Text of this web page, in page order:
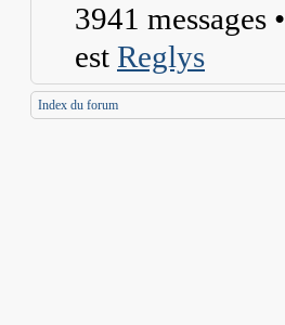
3941 messages •
est Reglys
Index du forum